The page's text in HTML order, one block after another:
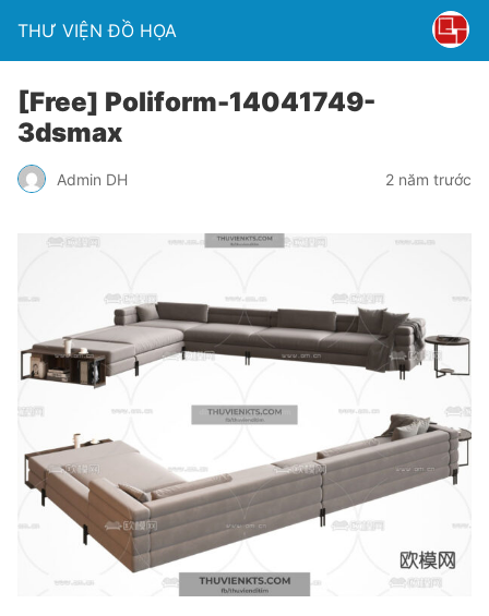
THƯ VIỆN ĐỒ HỌA
[Free] Poliform-14041749-
3dsmax
Admin DH 2 năm trước